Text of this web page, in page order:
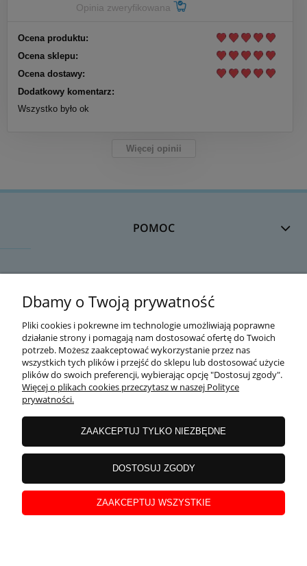
Opinia zweryfikowana
Ocena produktu:
Ocena sklepu:
Ocena dostawy:
Dodatkowy komentarz:
Wszystko było ok
Więcej opinii
POMOC
MOJE KONTO
O FIRMIE
Dbamy o Twoją prywatność
Pliki cookies i pokrewne im technologie umożliwiają poprawne
działanie strony i pomagają nam dostosować ofertę do Twoich
potrzeb. Możesz zaakceptować wykorzystanie przez nas
wszystkich tych plików i przejść do sklepu lub dostosować użycie
plików do swoich preferencji, wybierając opcję "Dostosuj zgody".
Więcej o plikach cookies przeczytasz w naszej Polityce
prywatności.
ZAAKCEPTUJ TYLKO NIEZBĘDNE
DOSTOSUJ ZGODY
ZAAKCEPTUJ WSZYSTKIE